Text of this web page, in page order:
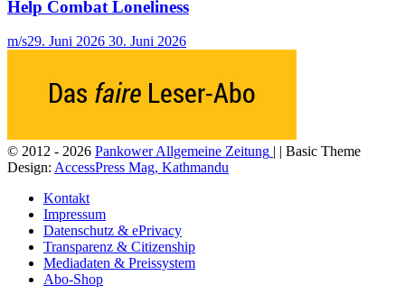
Help Combat Loneliness
m/s29. Juni 2026 30. Juni 2026
© 2012 - 2026 Pankower Allgemeine Zeitung | | Basic Theme
Design: AccessPress Mag, Kathmandu
Kontakt
Impressum
Datenschutz & ePrivacy
Transparenz & Citizenship
Mediadaten & Preissystem
Abo-Shop